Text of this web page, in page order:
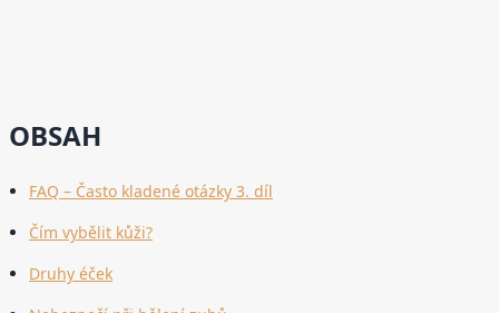
OBSAH
FAQ – Často kladené otázky 3. díl
Čím vybělit kůži?
Druhy éček